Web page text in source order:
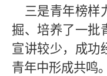
三是青年榜样
掘、培养了一批
宣讲较少，成功
青年中形成共鸣。